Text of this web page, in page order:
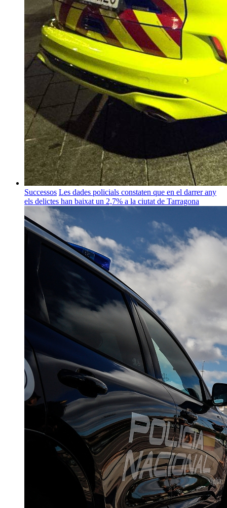
Successos Les dades policials constaten que en el darrer any
els delictes han baixat un 2,7% a la ciutat de Tarragona